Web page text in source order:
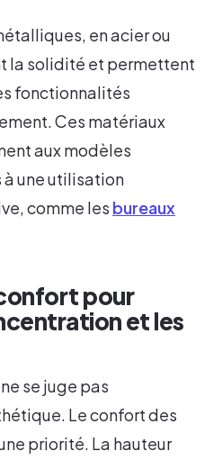
en acier ou
la solidité et permettent
fonctionnalités
Ces matériaux
aux modèles
une utilisation
comme les bureaux
pour
et les
se juge pas
Le confort des
priorité. La hauteur